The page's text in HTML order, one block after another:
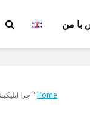
با من
Home
"چرا